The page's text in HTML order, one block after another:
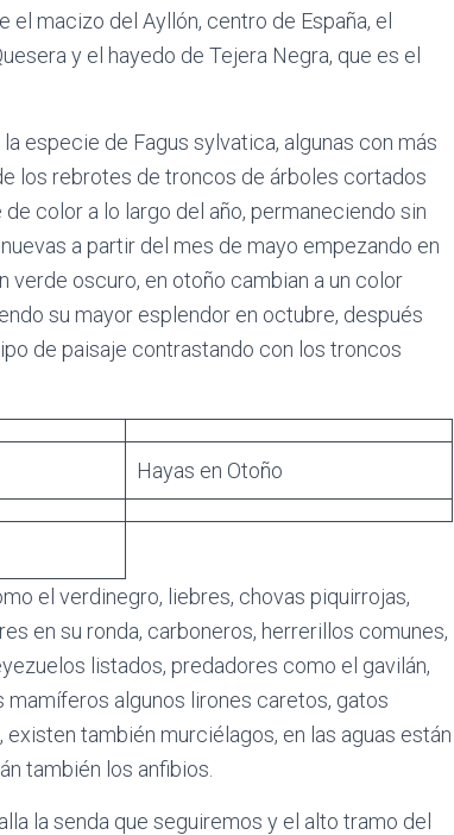
macizo del Ayllón, centro de España, el
y el hayedo de Tejera Negra, que es el
especie de Fagus sylvatica, algunas con más
los rebrotes de troncos de árboles cortados
color a lo largo del año, permaneciendo sin
a partir del mes de mayo empezando en
verde oscuro, en otoño cambian a un color
su mayor esplendor en octubre, después
de paisaje contrastando con los troncos
Hayas en Otoño
el verdinegro, liebres, chovas piquirrojas,
en su ronda, carboneros, herrerillos comunes,
listados, predadores como el gavilán,
mamíferos algunos lirones caretos, gatos
también murciélagos, en las aguas están
también los anfibios.
la senda que seguiremos y el alto tramo del